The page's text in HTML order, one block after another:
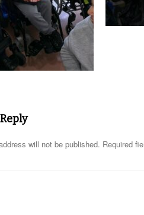
will not be published. Required